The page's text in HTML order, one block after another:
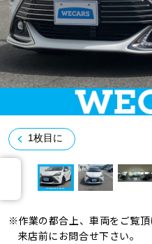
品質管理とサポー
お問い合わせ
企業情報
1枚目に
※作業の都合上、車両をご覧頂
来店前にお問合せ下さい。